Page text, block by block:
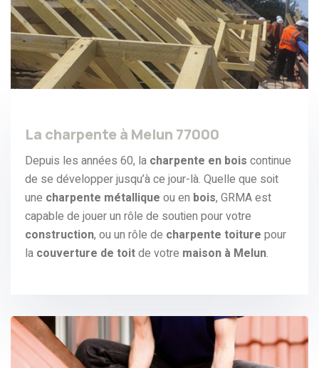
La charpente à Melun 77000
Depuis les années 60, la charpente en bois continue
de se développer jusqu’à ce jour-là. Quelle que soit
une charpente métallique ou en bois, GRMA est
capable de jouer un rôle de soutien pour votre
construction, ou un rôle de charpente toiture pour
la couverture de toitde votre maison à Melun.